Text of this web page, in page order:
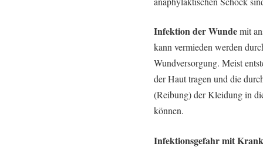
Infektion der Wundemit
kann vermieden werden
Wundversorgung. Meist
der Haut tragen und die
(Reibung) der Kleidung in
können.
Infektionsgefahr mit